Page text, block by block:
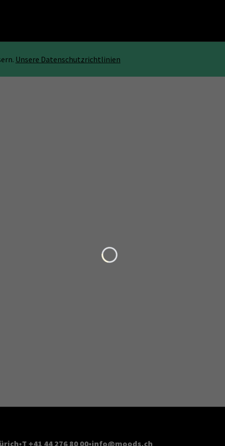
Unsere Datenschutzrichtlinien
T +41 44 276 80 00 info@moods.ch